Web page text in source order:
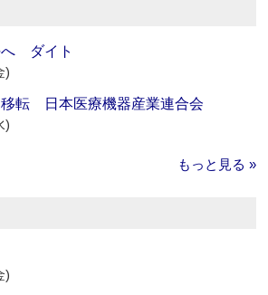
へ ダイト
)
転 日本医療機器産業連合会
)
もっと見る »
)